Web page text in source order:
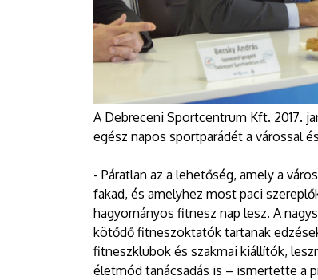
A Debreceni Sportcentrum Kft. 2017.
egész napos sportparádét a várossal
- Páratlan az a lehetőség, amely a
fakad, és amelyhez most paci
hagyományos fitnesz nap lesz. A
kötődő fitneszoktatók tartanak
fitneszklubok és szakmai kiállítók,
életmód tanácsadás is – ismertette a